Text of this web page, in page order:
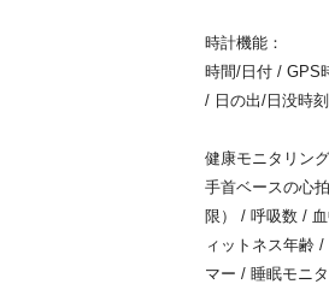
時計機能：
時間/日付 / GPS
/ 日の出/日没時刻
健康モニタリング
手首ベースの心
限） / 呼吸数 /
ィットネス年齢
マー / 睡眠モニ